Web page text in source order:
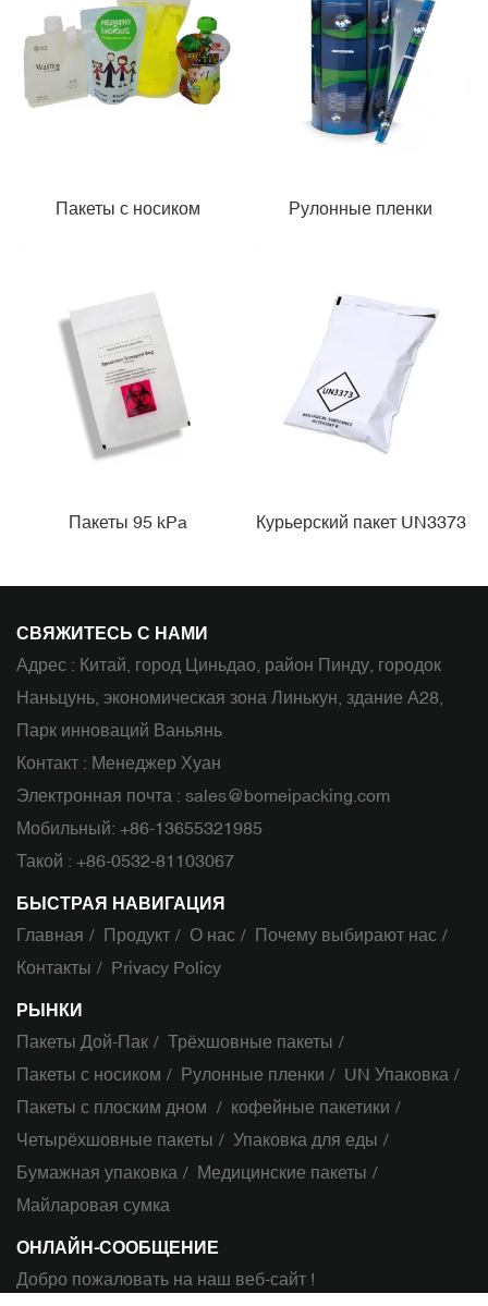
Пакеты с носиком Рулонные пленки
Пакеты 95 kPa Курьерский пакет UN3373
СВЯЖИТЕСЬ С НАМИ
Адрес : Китай, город Циньдао, район Пинду, городок
Наньцунь, экономическая зона Линькун, здание А28,
Парк инноваций Ваньянь
Контакт : Менеджер Хуан
Электронная почта : sales@bomeipacking.com
Мобильный: +86-13655321985
Такой : +86-0532-81103067
БЫСТРАЯ НАВИГАЦИЯ
Главная
Продукт О нас
Почему выбирают нас
Контакты
Privacy Policy
РЫНКИ
Пакеты Дой-Пак
Трёхшовные пакеты
Пакеты с носиком
Рулонные пленки
UN Упаковка
Пакеты с плоским дном
кофейные пакетики
Четырёхшовные пакеты
Упаковка для еды
Бумажная упаковка
Медицинские пакеты
Майларовая сумка
ОНЛАЙН-СООБЩЕНИЕ
Добро пожаловать на наш веб-сайт !